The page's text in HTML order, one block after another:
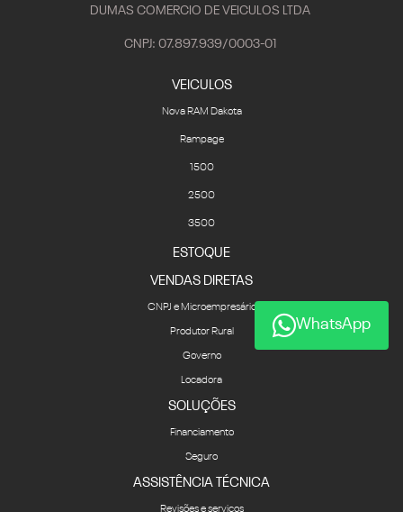
DUMAS COMERCIO DE VEICULOS LTDA
CNPJ: 07.897.939/0003-01
VEICULOS
Nova RAM Dakota
Rampage
1500
2500
3500
ESTOQUE
VENDAS DIRETAS
CNPJ e Microempresário
Produtor Rural
Governo
Locadora
SOLUÇÕES
Financiamento
Seguro
ASSISTÊNCIA TÉCNICA
Revisões e serviços
WhatsApp